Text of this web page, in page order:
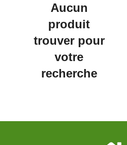
Aucun
produit
trouver pour
votre
recherche